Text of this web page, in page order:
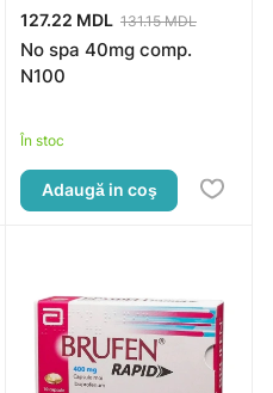
127.22 MDL 131.15 MDL
No spa 40mg comp.
N100
În stoc
Adaugă in coş